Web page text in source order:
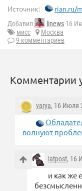
Источник: rian.ru/
Добавил linews 16
мисс
Москва
9 комментариев
Комментарии
varya, 16 Июля
волнуют
latpost, 16
и как же